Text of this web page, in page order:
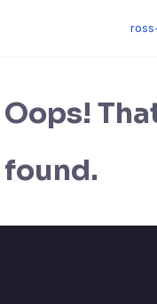
Oops!
found.